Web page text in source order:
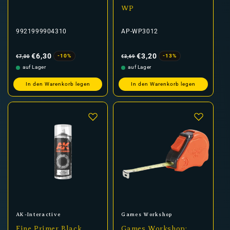
9921999904310
Preis
€7,00 €6,30
-10%
auf Lager
In den Warenkorb legen
WP
AP-WP3012
Preis
€3,69 €3,20
-13%
auf Lager
In den Warenkorb legen
Anbieter:
AK-Interactive Anbieter:
Games Workshop